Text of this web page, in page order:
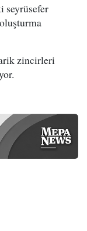
seyrüsefer
zincirleri